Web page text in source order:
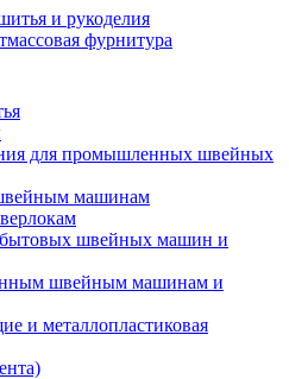
и рукоделия
фурнитура
для промышленных швейных
машинам
швейных машин и
швейным машинам и
и металлопластиковая